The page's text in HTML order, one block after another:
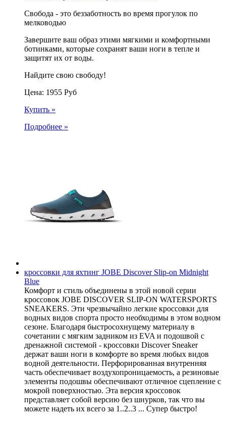
Свобода - это беззаботность во время прогулок по
мелководью
Завершите ваш образ этими мягкими и комфортными
ботинками, которые сохранят ваши ноги в тепле и
защитят их от воды.
Найдите свою свободу!
Цена: 1955 Руб
Купить »
Подробнее »
кроссовки для яхтинг JOBE Discover Slip-on Midnight
Blue
Комфорт и стиль объединены в этой новой серии
кроссовок JOBE DISCOVER SLIP-ON WATERSPORTS
SNEAKERS. Эти чрезвычайно легкие кроссовки для
водных видов спорта просто необходимы в этом водном
сезоне. Благодаря быстросохнущему материалу в
сочетании с мягким задником из EVA и подошвой с
дренажной системой - кроссовки Discover Sneaker
держат ваши ноги в комфорте во время любых видов
водной деятельности. Перфорированная внутренняя
часть обеспечивает воздухопроницаемость, а резиновые
элементы подошвы обеспечивают отличное сцепление с
мокрой поверхностью. Эта версия кроссовок
представляет собой версию без шнурков, так что вы
можете надеть их всего за 1..2..3 ... Супер быстро!